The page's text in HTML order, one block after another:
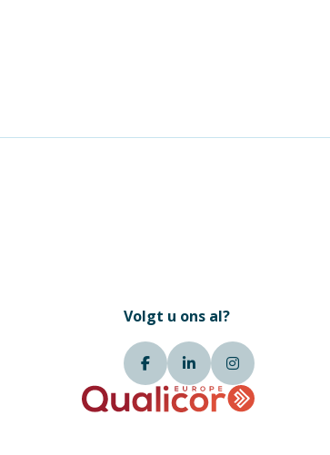
Volgt u ons al?